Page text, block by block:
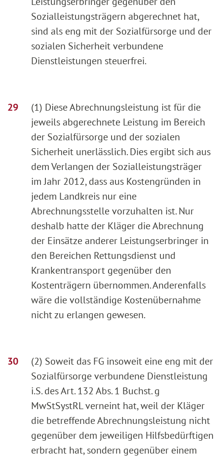
Sozialleistungsträgern abgerechnet hat,
sind als eng mit der Sozialfürsorge und der
sozialen Sicherheit verbundene
Dienstleistungen steuerfrei.
(1) Diese Abrechnungsleistung ist für die
jeweils abgerechnete Leistung im Bereich
der Sozialfürsorge und der sozialen
Sicherheit unerlässlich. Dies ergibt sich aus
dem Verlangen der Sozialleistungsträger
im Jahr 2012, dass aus Kostengründen in
jedem Landkreis nur eine
Abrechnungsstelle vorzuhalten ist. Nur
deshalb hatte der Kläger die Abrechnung
der Einsätze anderer Leistungserbringer in
den Bereichen Rettungsdienst und
Krankentransport gegenüber den
Kostenträgern übernommen. Anderenfalls
wäre die vollständige Kostenübernahme
nicht zu erlangen gewesen.
(2) Soweit das FG insoweit eine eng mit der
Sozialfürsorge verbundene Dienstleistung
i.S. des Art. 132 Abs. 1 Buchst. g
MwStSystRL verneint hat, weil der Kläger
die betreffende Abrechnungsleistung nicht
gegenüber dem jeweiligen Hilfsbedürftigen
erbracht hat, sondern gegenüber einem